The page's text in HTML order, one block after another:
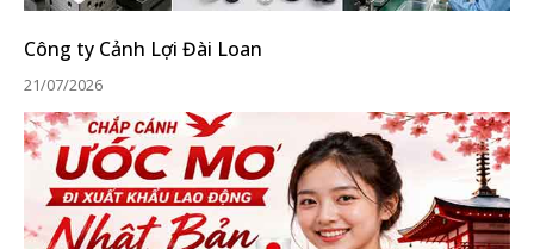
Công ty Cảnh Lợi Đài Loan
21/07/2026